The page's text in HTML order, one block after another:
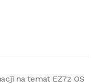
na temat EZ7z OS